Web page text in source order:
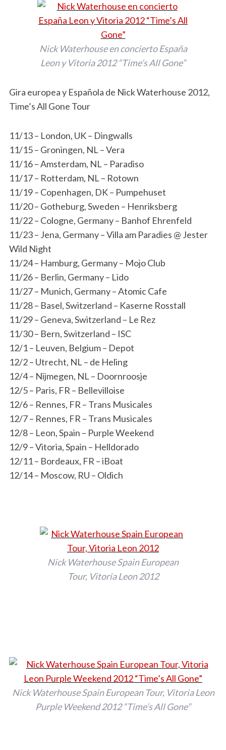
Nick Waterhouse en concierto España
Leon y Vitoria 2012 “Time’s All Gone”
Gira europea y Española de Nick Waterhouse 2012,
Time’s All Gone Tour
11/13 – London, UK – Dingwalls
11/15 – Groningen, NL – Vera
11/16 – Amsterdam, NL – Paradiso
11/17 – Rotterdam, NL – Rotown
11/19 – Copenhagen, DK – Pumpehuset
11/20 – Gotheburg, Sweden – Henriksberg
11/22 – Cologne, Germany – Banhof Ehrenfeld
11/23 – Jena, Germany – Villa am Paradies @ Jester
Wild Night
11/24 – Hamburg, Germany – Mojo Club
11/26 – Berlin, Germany – Lido
11/27 – Munich, Germany – Atomic Cafe
11/28 – Basel, Switzerland – Kaserne Rosstall
11/29 – Geneva, Switzerland – Le Rez
11/30 – Bern, Switzerland – ISC
12/1 – Leuven, Belgium – Depot
12/2 – Utrecht, NL – de Heling
12/4 – Nijmegen, NL – Doornroosje
12/5 – Paris, FR – Bellevilloise
12/6 – Rennes, FR – Trans Musicales
12/7 – Rennes, FR – Trans Musicales
12/8 – Leon, Spain – Purple Weekend
12/9 – Vitoria, Spain – Helldorado
12/11 – Bordeaux, FR – iBoat
12/14 – Moscow, RU – Oldich
Nick Waterhouse Spain European
Tour, Vitoria Leon 2012
Nick Waterhouse Spain European Tour, Vitoria Leon
Purple Weekend 2012 “Time’s All Gone”